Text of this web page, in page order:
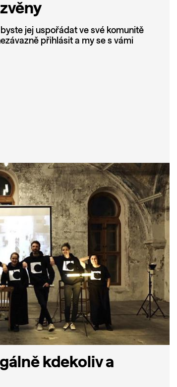
jej uspořádat ve své komunitě
přihlásit a my se s vámi
kdekoliv a